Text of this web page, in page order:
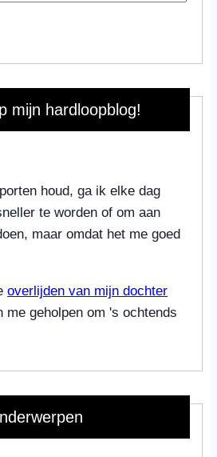
mijn hardloopblog!
houd, ga ik elke dag
te worden of om aan
maar omdat het me goed
overlijden van mijn dochter
me geholpen om 's ochtends